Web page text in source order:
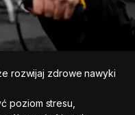
rozwijaj zdrowe nawyki
poziom stresu,